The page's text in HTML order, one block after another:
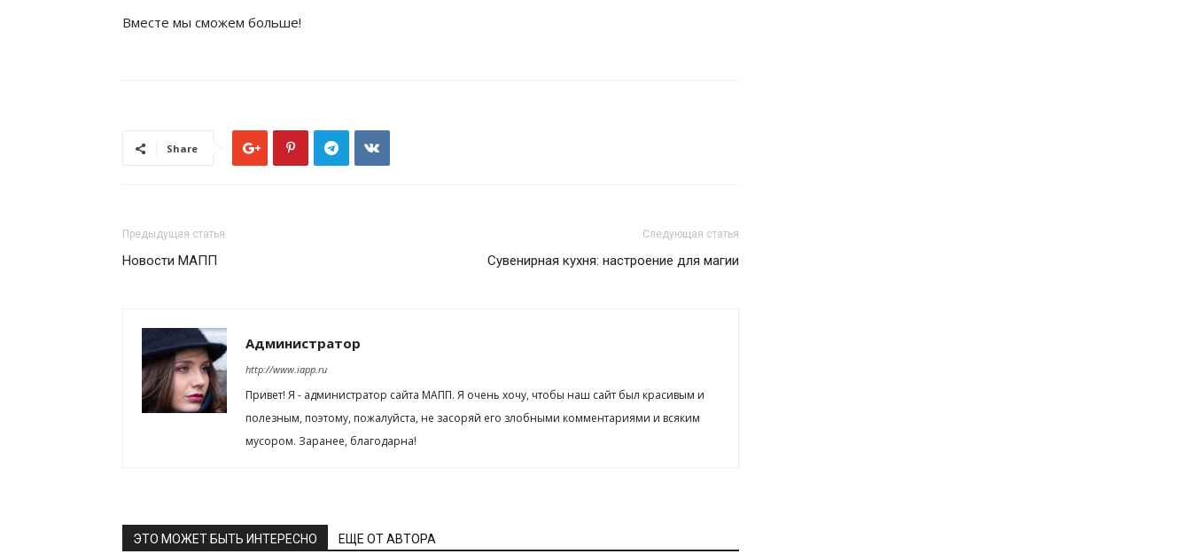
Вместе мы сможем больше!
Share
Предыдущая статья
Новости МАПП
Следующая статья
Сувенирная кухня: настроение для магии
Администратор
http://www.iapp.ru
Привет! Я - администратор сайта МАПП. Я очень хочу, чтобы наш сайт был красивым и
полезным, поэтому, пожалуйста, не засоряй его злобными комментариями и всяким
мусором. Заранее, благодарна!
ЭТО МОЖЕТ БЫТЬ ИНТЕРЕСНО ЕЩЕ ОТ АВТОРА